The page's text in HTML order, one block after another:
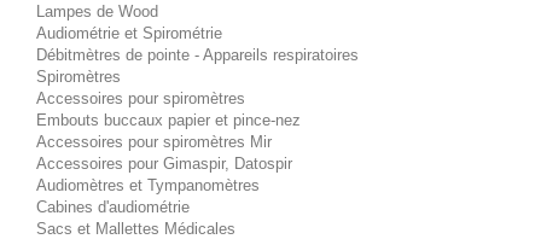
Lampes de Wood
Audiométrie et Spirométrie
Débitmètres de pointe - Appareils respiratoires
Spiromètres
Accessoires pour spiromètres
Embouts buccaux papier et pince-nez
Accessoires pour spiromètres Mir
Accessoires pour Gimaspir, Datospir
Audiomètres et Tympanomètres
Cabines d'audiométrie
Sacs et Mallettes Médicales